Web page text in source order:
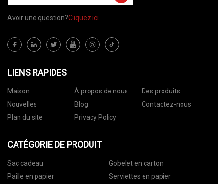
Avoir une question?Cliquez ici
LIENS RAPIDES
Maison À propos de nous
Des produits
Nouvelles
Blog
Contactez-nous
Plan du site
Privacy Policy
CATÉGORIE DE PRODUIT
Sac cadeau
Gobelet en carton
Paille en papier
Serviettes en papier